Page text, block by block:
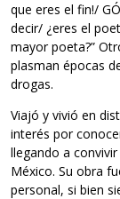
que eres el fin!/
decir/ ¿eres el
mayor poeta?”
plasman épocas
drogas.
Viajó y vivió en
interés por
llegando a
México. Su obra
personal, si bien